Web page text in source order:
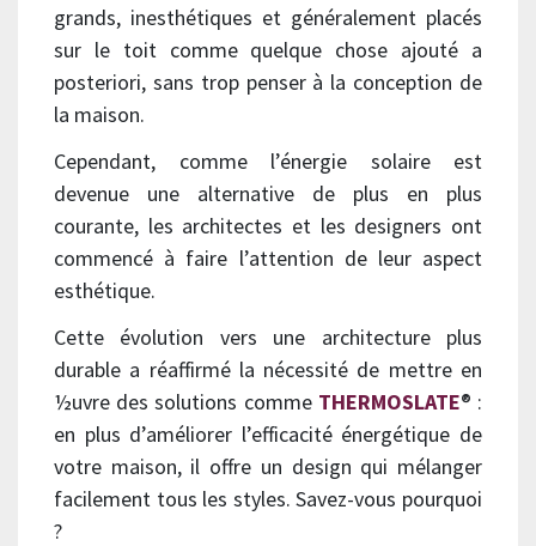
grands, inesthétiques et généralement placés
sur le toit comme quelque chose ajouté a
posteriori, sans trop penser à la conception de
la maison.
Cependant, comme l’énergie solaire est
devenue une alternative de plus en plus
courante, les architectes et les designers ont
commencé à faire l’attention de leur aspect
esthétique.
Cette évolution vers une architecture plus
durable a réaffirmé la nécessité de mettre en
½uvre des solutions comme THERMOSLATE® :
en plus d’améliorer l’efficacité énergétique de
votre maison, il offre un design qui mélanger
facilement tous les styles. Savez-vous pourquoi
?